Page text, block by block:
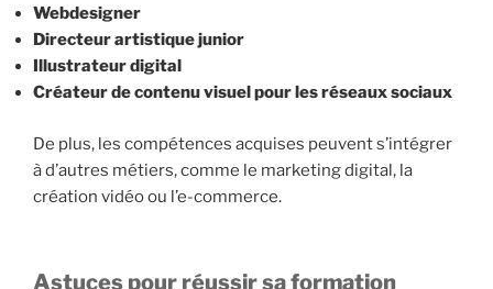
Webdesigner
Directeur artistique junior
Illustrateur digital
Créateur de contenu visuel pour les réseaux sociaux
De plus, les compétences acquises peuvent s’intégrer
à d’autres métiers, comme le marketing digital, la
création vidéo ou l’e-commerce.
Astuces pour réussir sa formation